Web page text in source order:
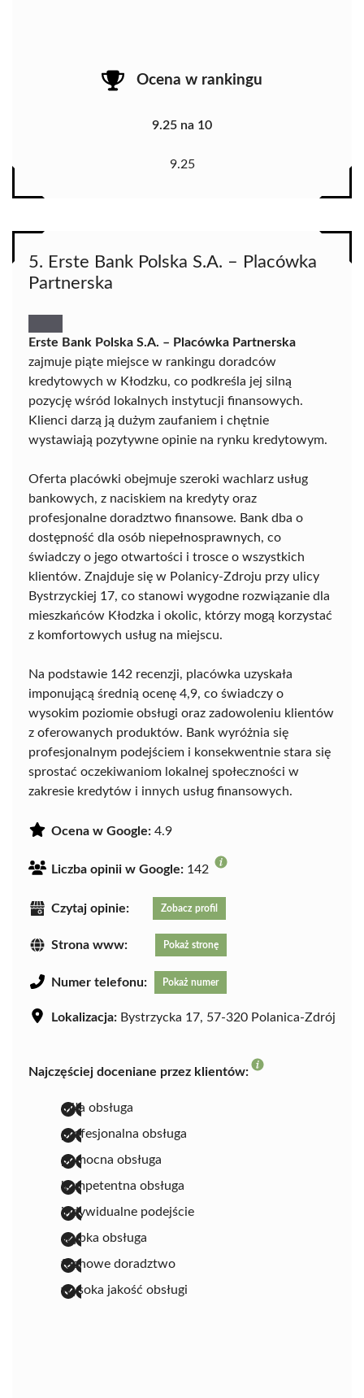
Ocena w rankingu
9.25 na 10
9.25
5. Erste Bank Polska S.A. – Placówka
Partnerska
Erste Bank Polska S.A. – Placówka Partnerska
zajmuje piąte miejsce w rankingu doradców
kredytowych w Kłodzku, co podkreśla jej silną
pozycję wśród lokalnych instytucji finansowych.
Klienci darzą ją dużym zaufaniem i chętnie
wystawiają pozytywne opinie na rynku kredytowym.
Oferta placówki obejmuje szeroki wachlarz usług
bankowych, z naciskiem na kredyty oraz
profesjonalne doradztwo finansowe. Bank dba o
dostępność dla osób niepełnosprawnych, co
świadczy o jego otwartości i trosce o wszystkich
klientów. Znajduje się w Polanicy-Zdroju przy ulicy
Bystrzyckiej 17, co stanowi wygodne rozwiązanie dla
mieszkańców Kłodzka i okolic, którzy mogą korzystać
z komfortowych usług na miejscu.
Na podstawie 142 recenzji, placówka uzyskała
imponującą średnią ocenę 4,9, co świadczy o
wysokim poziomie obsługi oraz zadowoleniu klientów
z oferowanych produktów. Bank wyróżnia się
profesjonalnym podejściem i konsekwentnie stara się
sprostać oczekiwaniom lokalnej społeczności w
zakresie kredytów i innych usług finansowych.
Ocena w Google: 4.9
Liczba opinii w Google: 142
Czytaj opinie: Zobacz profil
Strona www: Pokaż stronę
Numer telefonu: Pokaż numer
Lokalizacja: Bystrzycka 17, 57-320 Polanica-Zdrój
Najczęściej doceniane przez klientów:
miła obsługa
profesjonalna obsługa
pomocna obsługa
kompetentna obsługa
indywidualne podejście
szybka obsługa
fachowe doradztwo
wysoka jakość obsługi